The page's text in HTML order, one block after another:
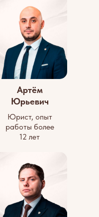
Артём
Юрьевич
Юрист, опыт
работы более
12 лет